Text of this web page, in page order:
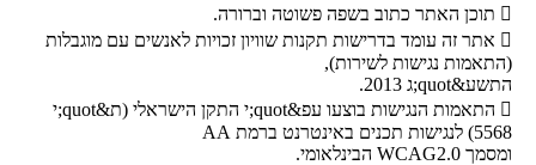
 תוכן האתר כתוב בשפה פשוטה וברורה.
 אתר זה עומד בדרישות תקנות שוויון זכויות לאנשים עם מוגבלות
(התאמות נגישות לשירות),
התשע&quot;ג 2013.
 התאמות הנגישות בוצעו עפ&quot;י התקן הישראלי (ת&quot;י
5568) לנגישות תכנים באינטרנט ברמת AA
ומסמך WCAG2.0 הבינלאומי.